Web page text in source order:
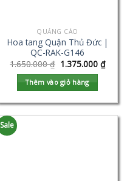
QUẢNG CÁO
Hoa tang Quận Thủ Đức |
QC-RAK-G146
1.650.000₫ 1.375.000 ₫
Thêm vào giỏ hàng
Sale